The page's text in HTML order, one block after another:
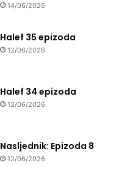
14/06/2026
Halef 35 epizoda
12/06/2026
Halef 34 epizoda
12/06/2026
Nasljednik: Epizoda 8
12/06/2026